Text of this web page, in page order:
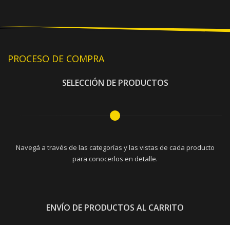
PROCESO DE COMPRA
SELECCIÓN DE PRODUCTOS
Navegá a través de las categorías y las vistas de cada producto
para conocerlos en detalle.
ENVÍO DE PRODUCTOS AL CARRITO